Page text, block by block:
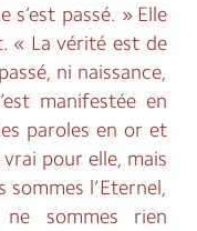
passé. » Elle
« La vérité est de
ni naissance,
manifestée en
paroles en or et
pour elle, mais
sommes l’Eternel,
ne sommes rien